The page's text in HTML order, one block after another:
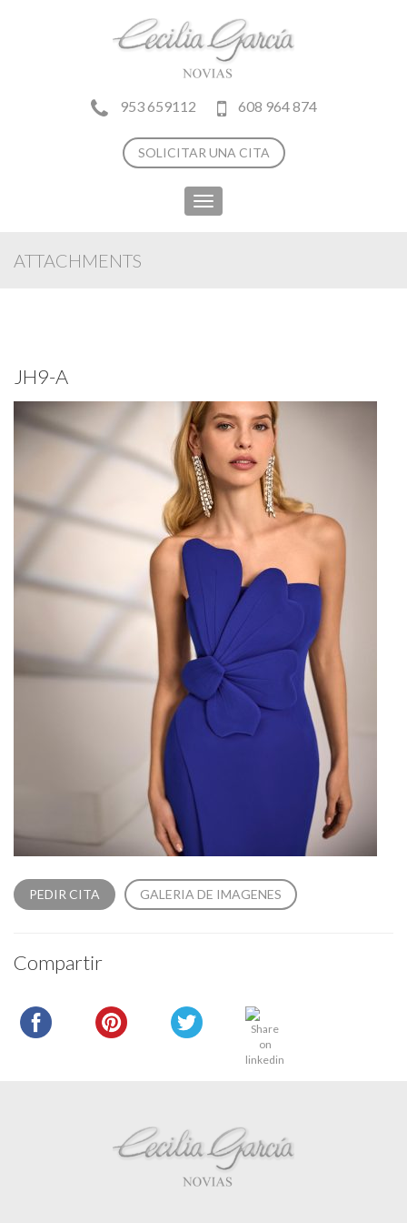
953 659112 608 964 874
SOLICITAR UNA CITA
Toggle
navigation
ATTACHMENTS
JH9-A
PEDIR CITA GALERIA DE IMAGENES
Compartir